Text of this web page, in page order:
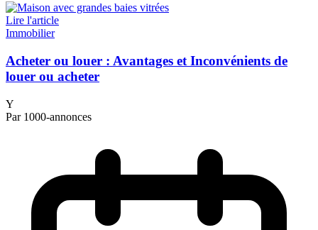
Lire l'article
Immobilier
Acheter ou louer : Avantages et Inconvénients de
louer ou acheter
Y
Par 1000-annonces